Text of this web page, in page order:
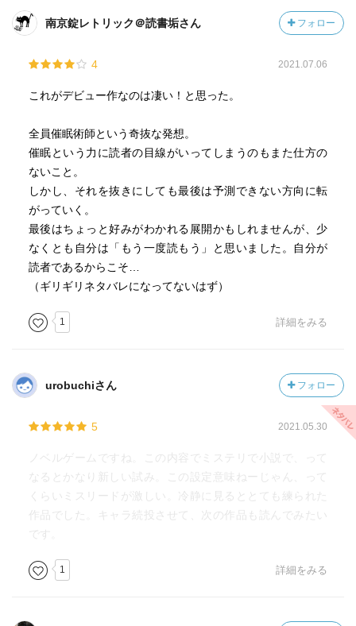
南京錠レトリック＠読書垢さん フォロー
4 2021.07.06
これがデビュー作なのは凄い！と思った。
全員催眠術師という奇抜な発想。
催眠という力に読者の目線がいってしまうのもまた仕方の
ないこと。
しかし、それを抜きにしても最後は予測できない方向に転
がっていく。
最後はちょっと好みがわかれる展開かもしれませんが、少
なくとも自分は「もう一度読もう」と思いました。自分が
読者であるからこそ…
（ギリギリネタバレになってないはず）
1 詳細をみる
urobuchiさん フォロー
5 2021.05.30
ノベルゲームですね。この内容でミステリで小説で、って
なるとかなり新しい試み。この設定意味ねーじゃん、って
くらいミスリードが激しい。冷静に見るととても練られた
作品でした。キャラ続投させて、次の作品も読んでみたい
です。
1 詳細をみる